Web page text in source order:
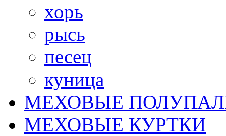
хорь
рысь
песец
куница
МЕХОВЫЕ
МЕХОВЫЕ КУРТКИ